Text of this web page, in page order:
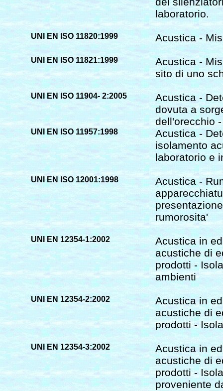
laboratorio.
UNI EN ISO 11820:1999 Acustica -
UNI EN ISO 11821:1999
Acustica -
sito di uno
UNI EN ISO 11904- 2:2005
Acustica -
dovuta a
dell'orecchio
UNI EN ISO 11957:1998
Acustica -
isolamento
laboratorio e
UNI EN ISO 12001:1998
Acustica -
rumorosita'
UNI EN 12354-1:2002
Acustica in
acustiche di
prodotti -
ambienti
UNI EN 12354-2:2002
Acustica in
acustiche di
prodotti -
UNI EN 12354-3:2002
Acustica in
acustiche di
prodotti -
proveniente